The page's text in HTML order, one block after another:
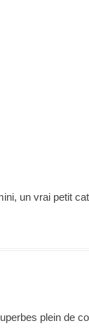
un vrai petit
plein de